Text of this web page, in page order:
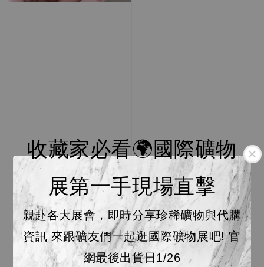
收藏家必看🌍國際礦物
展第一手現場直擊
親赴各大展會，即時分享珍稀礦物與代購
資訊 來跟礦友們一起逛國際礦物展吧! 官
網最後出貨日1/26
售完